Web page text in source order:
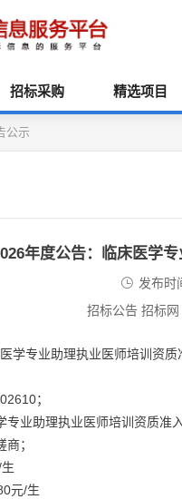
招标采购 精选项目
公示
年度公告：临床医学
发布时
招标公告 招标
学专业助理执业医师培训资
；
业助理执业医师培训资质准入
；
元/生